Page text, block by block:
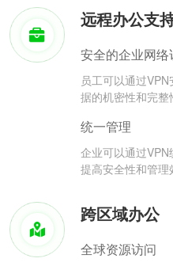
远程办公支
安全的企业网络
员工可以通过
据的机密性和完整
统一管理
企业可以通过VPN
提高安全性和管理
跨区域办公
全球资源访问